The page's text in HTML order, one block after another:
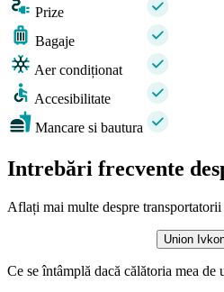
Prize
Bagaje
Aer condiționat
Accesibilitate
Mancare si bautura
Intrebări frecvente
Aflați mai multe despre transportatorii
Union
Ce se întâmplă dacă călătoria mea